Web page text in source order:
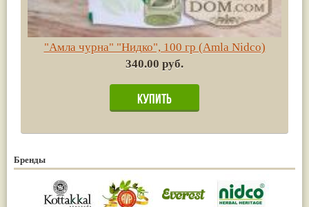
"Амла чурна" "Нидко", 100 гр (Amla Nidco)
340.00 руб.
Бренды